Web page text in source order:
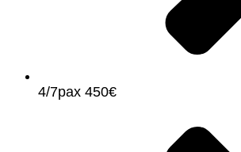
4/7pax 450€